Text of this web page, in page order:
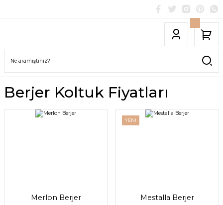
Berjer Koltuk Fiyatları
Merlon Berjer
YENİ
Mestalla Berjer